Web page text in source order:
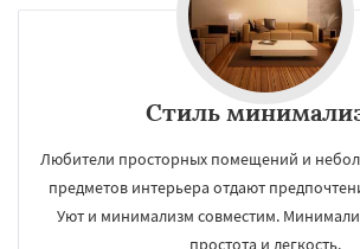
Стиль
Любители просторных помещений и
предметов интерьера отдают
Уют и минимализм совместим.
простота и легкость.